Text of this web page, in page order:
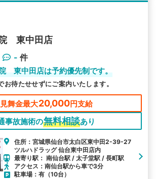
東中田店
- 件
東中田店は予約優先制です。
お待たせせずにご案内いたします。
舞金最大20,000円支給
事故施術の無料相談あり
住所：宮城県仙台市太白区東中田2-39-27
ツルハドラッグ 仙台東中田店内
最寄り駅： 南仙台駅 / 太子堂駅 / 長町駅
アクセス：南仙台駅から車で3分
駐車場：有（10台）